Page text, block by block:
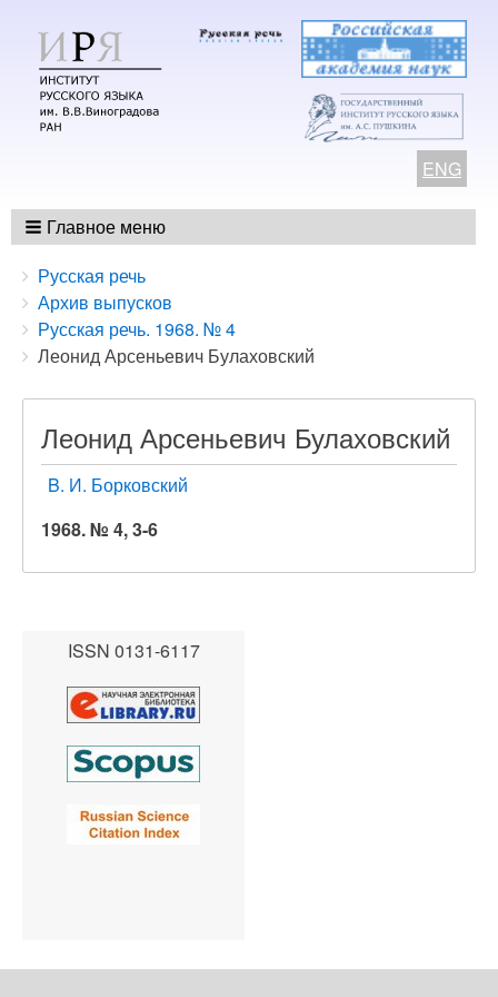
ENG
Главное меню
Breadcrumbs
You
are
here:
Русская речь
Архив выпусков
Русская речь. 1968. № 4
Леонид Арсеньевич Булаховский
Леонид Арсеньевич Булаховский
B. И. Борковский
1968. № 4, 3-6
ISSN 0131-6117